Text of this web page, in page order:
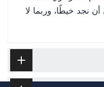
نجد خيطًا، وربما لا